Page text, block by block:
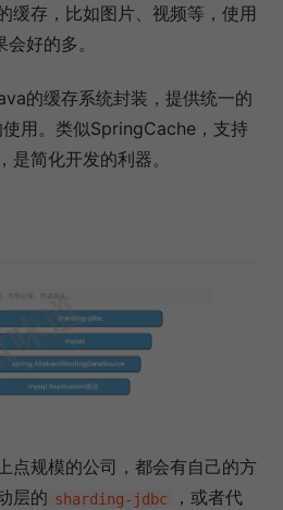
缓存，比如图片、视频等，使用
好的多。
的缓存系统封装，提供统一的
用。类似SpringCache，支持
是简化开发的利器。
点规模的公司，都会有自己的方
层的 sharding-jdbc
，或者代